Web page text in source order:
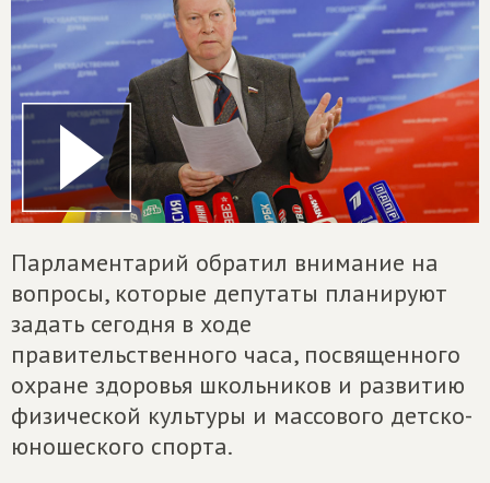
Парламентарий обратил внимание на
вопросы, которые депутаты планируют
задать сегодня в ходе
правительственного часа, посвященного
охране здоровья школьников и развитию
физической культуры и массового детско-
юношеского спорта.